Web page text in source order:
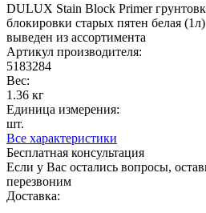
DULUX Stain Block Primer
блокировки старых пятен белая (1л)
выведен из ассортимента
Артикул производителя:
5183284
Вес:
1.36 кг
Единица измерения:
шт.
Все характеристики
Бесплатная консультация
Если у Вас остались вопросы,
перезвоним
Доставка: